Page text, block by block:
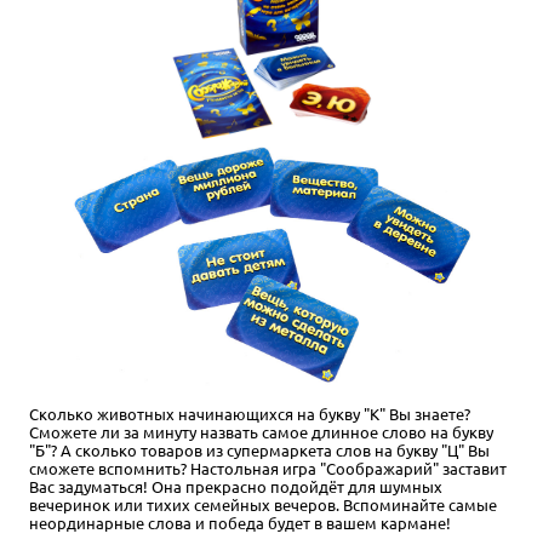
Сколько животных начинающихся на букву "К" Вы знаете?
Сможете ли за минуту назвать самое длинное слово на букву
"Б"? А сколько товаров из супермаркета слов на букву "Ц" Вы
сможете вспомнить? Настольная игра "Соображарий" заставит
Вас задуматься! Она прекрасно подойдёт для шумных
вечеринок или тихих семейных вечеров. Вспоминайте самые
неординарные слова и победа будет в вашем кармане!